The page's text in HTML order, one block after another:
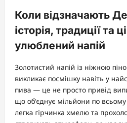
Коли відзначають
історія, традиції та
улюблений напій
Золотистий напій із ніжною
викликає посмішку навіть у
пива — це не просто привід
що об’єднує мільйони по
легка гірчинка хмелю та